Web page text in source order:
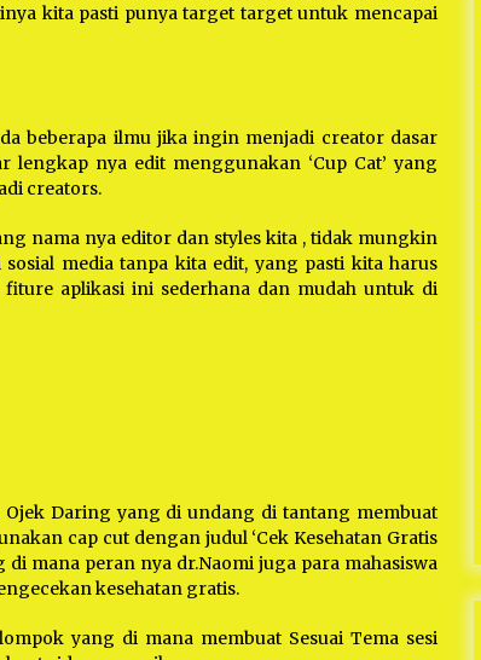
kita pasti punya target target untuk mencapai
beberapa ilmu jika ingin menjadi creator dasar
nya edit menggunakan ‘Cup Cat’ yang
creators.
nama nya editor dan styles kita , tidak mungkin
media tanpa kita edit, yang pasti kita harus
fiture aplikasi ini sederhana dan mudah untuk di
Ojek Daring yang di undang di tantang membuat
cap cut dengan judul ‘Cek Kesehatan Gratis
mana peran nya dr.Naomi juga para mahasiswa
kesehatan gratis.
yang di mana membuat Sesuai Tema sesi